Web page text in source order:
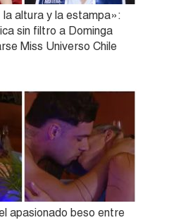
altura y la estampa»:
sin filtro a Dominga
Miss Universo Chile
apasionado beso entre